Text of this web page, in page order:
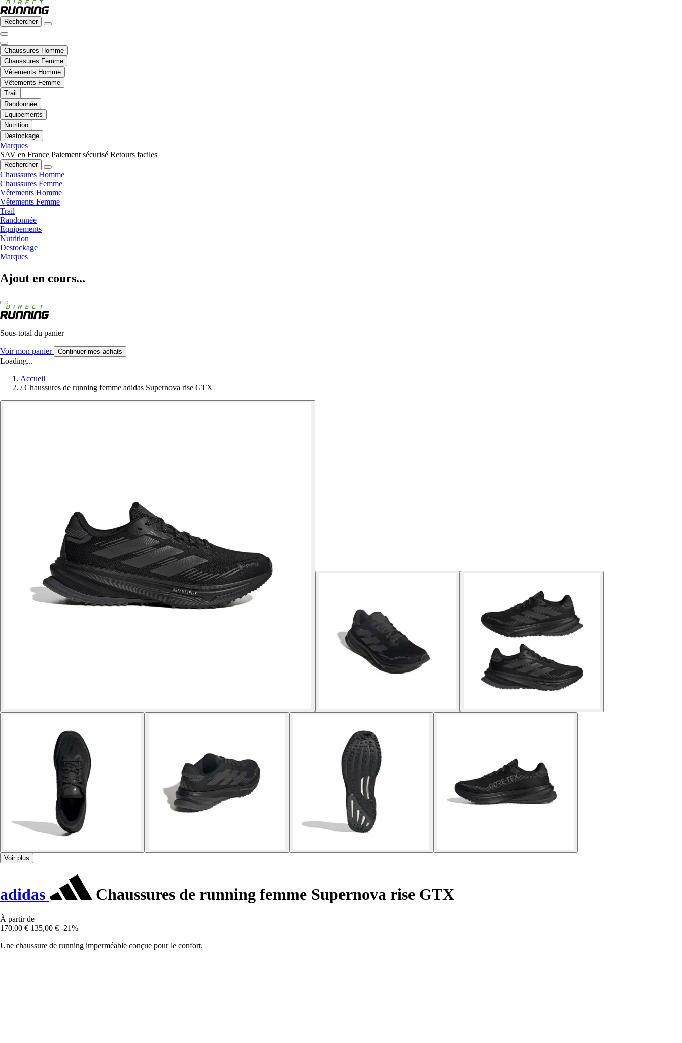
Rechercher
Chaussures Homme
Chaussures Femme
Vêtements Homme
Vêtements Femme
Trail
Randonnée
Equipements
Nutrition
Destockage
Marques
SAV en France Paiement sécurisé Retours faciles
Rechercher
Chaussures Homme
Chaussures Femme
Vêtements Homme
Vêtements Femme
Trail
Randonnée
Equipements
Nutrition
Destockage
Marques
Ajout en cours...
Sous-total du panier
Voir mon panier Continuer mes achats
Loading...
Accueil
/ Chaussures de running femme adidas Supernova rise GTX
Voir plus
adidas Chaussures de running femme Supernova rise GTX
À partir de
170,00 € 135,00 € -21%
Une chaussure de running imperméable conçue pour le confort.